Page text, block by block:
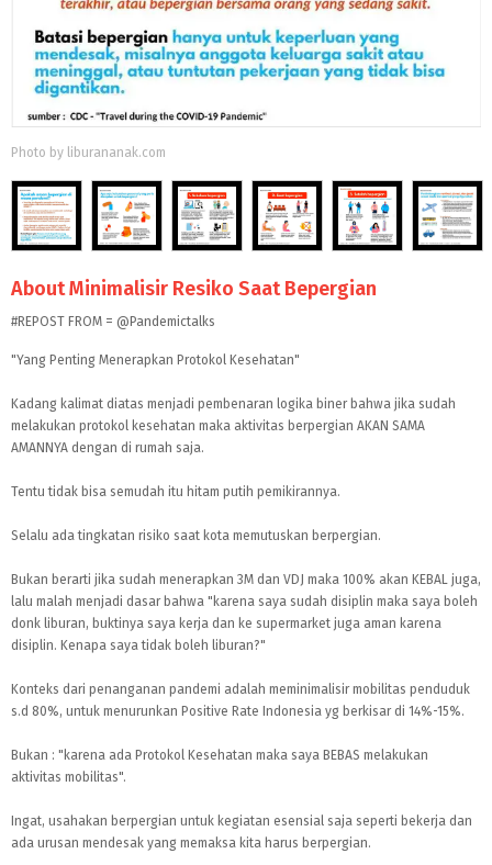
Photo by liburananak.com
About Minimalisir Resiko Saat Bepergian
#REPOST FROM = @Pandemictalks
"Yang Penting Menerapkan Protokol Kesehatan"
Kadang kalimat diatas menjadi pembenaran logika biner bahwa jika sudah
melakukan protokol kesehatan maka aktivitas berpergian AKAN SAMA
AMANNYA dengan di rumah saja.
Tentu tidak bisa semudah itu hitam putih pemikirannya.
Selalu ada tingkatan risiko saat kota memutuskan berpergian.
Bukan berarti jika sudah menerapkan 3M dan VDJ maka 100% akan KEBAL juga,
lalu malah menjadi dasar bahwa "karena saya sudah disiplin maka saya boleh
donk liburan, buktinya saya kerja dan ke supermarket juga aman karena
disiplin. Kenapa saya tidak boleh liburan?"
Konteks dari penanganan pandemi adalah meminimalisir mobilitas penduduk
s.d 80%, untuk menurunkan Positive Rate Indonesia yg berkisar di 14%-15%.
Bukan : "karena ada Protokol Kesehatan maka saya BEBAS melakukan
aktivitas mobilitas".
Ingat, usahakan berpergian untuk kegiatan esensial saja seperti bekerja dan
ada urusan mendesak yang memaksa kita harus berpergian.